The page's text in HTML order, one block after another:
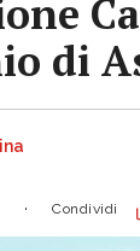
di
Condividi